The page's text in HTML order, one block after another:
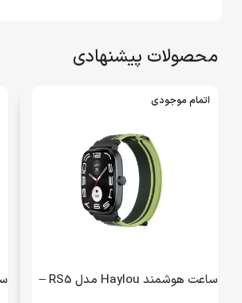
محصولات پیشنهادی
اتمام موجودی
ساعت هوشمند Haylou مدل RS5 –